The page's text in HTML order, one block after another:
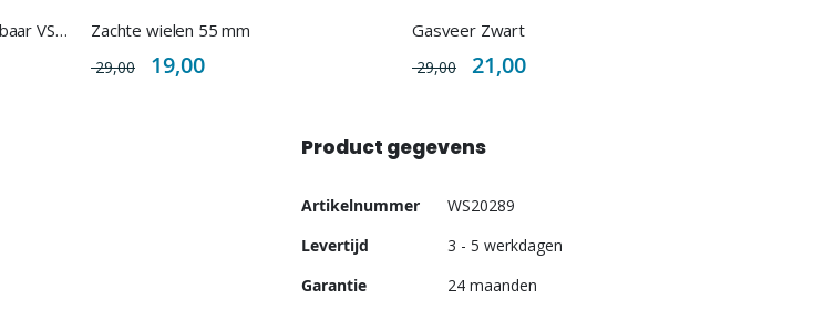
Voetensteun in hoogte verstelbaar VS83 Zachte wielen 55 mm
29,00
Special
Price
19,00
Gasveer Zwart
29,00
Special
Price
21,00
Product gegevens
Meer
Artikelnummer
WS20289
Levertijd
3 - 5 werkdagen
Garantie
24 maanden